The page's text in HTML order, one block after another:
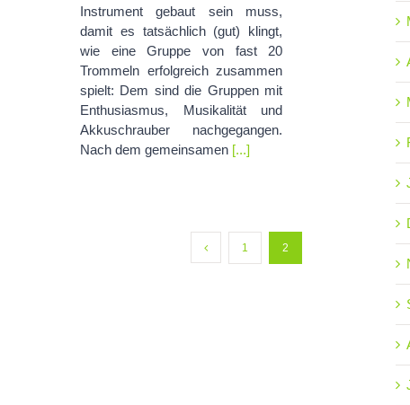
Instrument gebaut sein muss,
damit es tatsächlich (gut) klingt,
wie eine Gruppe von fast 20
Trommeln erfolgreich zusammen
spielt: Dem sind die Gruppen mit
Enthusiasmus, Musikalität und
Akkuschrauber nachgegangen.
Nach dem gemeinsamen [...]
1 2